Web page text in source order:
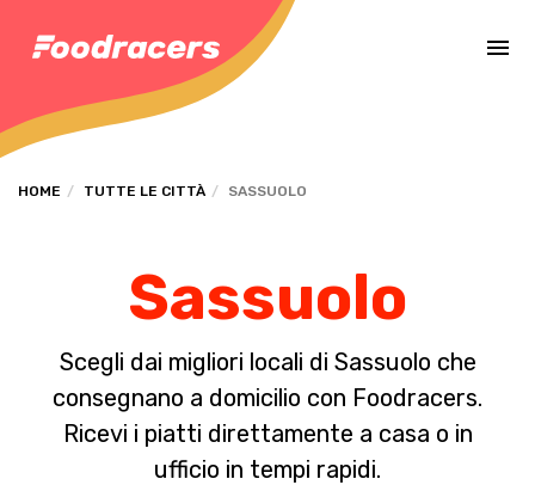
HOME TUTTE LE CITTÀ SASSUOLO
Sassuolo
Scegli dai migliori locali di Sassuolo che
consegnano a domicilio con Foodracers.
Ricevi i piatti direttamente a casa o in
ufficio in tempi rapidi.